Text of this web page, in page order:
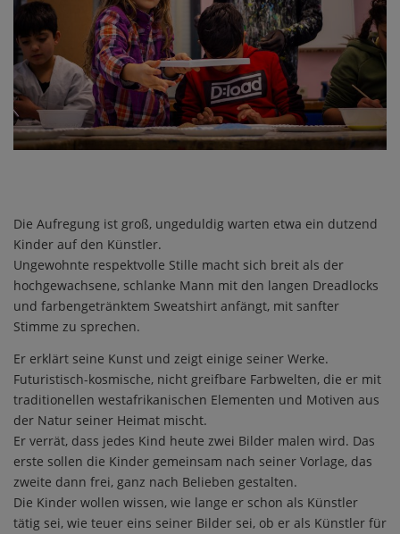
Die Aufregung ist groß, ungeduldig warten etwa ein dutzend
Kinder auf den Künstler.
Ungewohnte respektvolle Stille macht sich breit als der
hochgewachsene, schlanke Mann mit den langen Dreadlocks
und farbengetränktem Sweatshirt anfängt, mit sanfter
Stimme zu sprechen.
Er erklärt seine Kunst und zeigt einige seiner Werke.
Futuristisch-kosmische, nicht greifbare Farbwelten, die er mit
traditionellen westafrikanischen Elementen und Motiven aus
der Natur seiner Heimat mischt.
Er verrät, dass jedes Kind heute zwei Bilder malen wird. Das
erste sollen die Kinder gemeinsam nach seiner Vorlage, das
zweite dann frei, ganz nach Belieben gestalten.
Die Kinder wollen wissen, wie lange er schon als Künstler
tätig sei, wie teuer eins seiner Bilder sei, ob er als Künstler für